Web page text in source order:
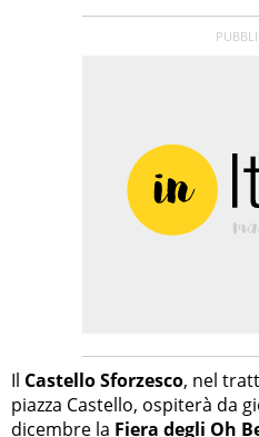
Il Castello Sforzesco, nel
piazza Castello, ospiterà da
dicembre la Fiera degli Oh